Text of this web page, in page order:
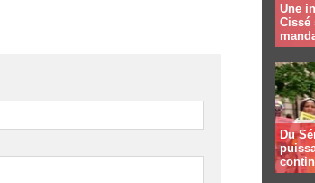
Une
Cissé
Du